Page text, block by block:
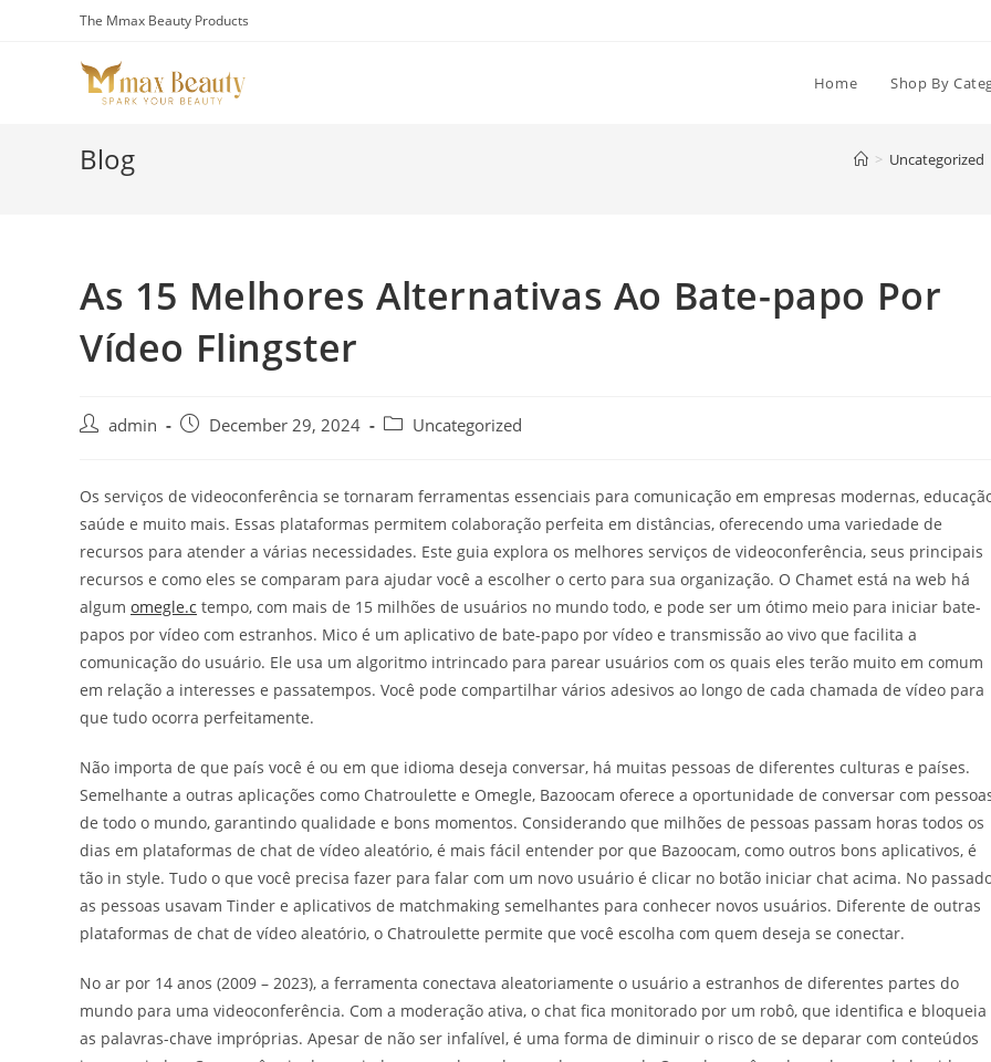
The Mmax Beauty Products
Home Shop By
Blog > Uncategorized
As 15 Melhores Alternativas Ao Bate-papo Por
Vídeo Flingster
Postadmin
Post December 29, 2024
Post Uncategorized
Os serviços de videoconferência se tornaram ferramentas essenciais para comunicação em empresas modernas,
saúde e muito mais. Essas plataformas permitem colaboração perfeita em distâncias, oferecendo uma variedade de
recursos para atender a várias necessidades. Este guia explora os melhores serviços de videoconferência, seus principais
recursos e como eles se comparam para ajudar você a escolher o certo para sua organização. O Chamet está na web há
algum omegle.c tempo, com mais de 15 milhões de usuários no mundo todo, e pode ser um ótimo meio para iniciar bate-
papos por vídeo com estranhos. Mico é um aplicativo de bate-papo por vídeo e transmissão ao vivo que facilita a
comunicação do usuário. Ele usa um algoritmo intrincado para parear usuários com os quais eles terão muito em comum
em relação a interesses e passatempos. Você pode compartilhar vários adesivos ao longo de cada chamada de vídeo para
que tudo ocorra perfeitamente.
Não importa de que país você é ou em que idioma deseja conversar, há muitas pessoas de diferentes culturas e países.
Semelhante a outras aplicações como Chatroulette e Omegle, Bazoocam oferece a oportunidade de conversar com
de todo o mundo, garantindo qualidade e bons momentos. Considerando que milhões de pessoas passam horas todos os
dias em plataformas de chat de vídeo aleatório, é mais fácil entender por que Bazoocam, como outros bons aplicativos, é
tão in style. Tudo o que você precisa fazer para falar com um novo usuário é clicar no botão iniciar chat acima. No
as pessoas usavam Tinder e aplicativos de matchmaking semelhantes para conhecer novos usuários. Diferente de outras
plataformas de chat de vídeo aleatório, o Chatroulette permite que você escolha com quem deseja se conectar.
No ar por 14 anos (2009 – 2023), a ferramenta conectava aleatoriamente o usuário a estranhos de diferentes partes do
mundo para uma videoconferência. Com a moderação ativa, o chat fica monitorado por um robô, que identifica e bloqueia
as palavras-chave impróprias. Apesar de não ser infalível, é uma forma de diminuir o risco de se deparar com conteúdos